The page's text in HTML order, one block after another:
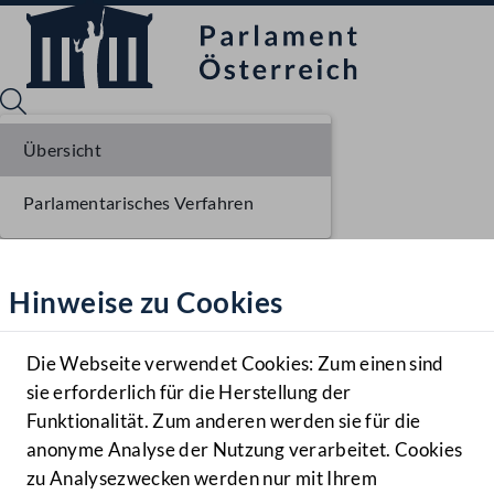
Hilfe
Benutzer
Navigationsmenü öffnen
MENÜ
Hinweise zu Cookies
Die Webseite verwendet Cookies: Zum einen sind
sie erforderlich für die Herstellung der
Funktionalität. Zum anderen werden sie für die
anonyme Analyse der Nutzung verarbeitet. Cookies
zu Analysezwecken werden nur mit Ihrem
Übersicht
Parlamentarisches Verfahren